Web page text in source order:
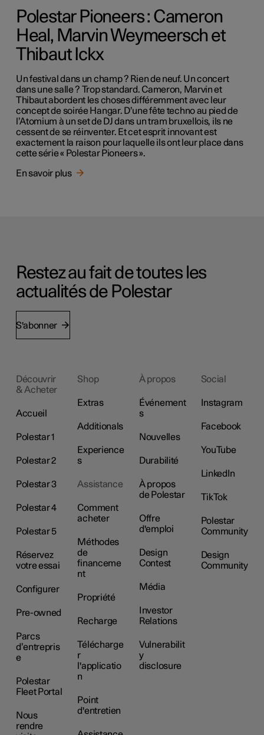
Polestar Pioneers : Cameron
Heal, Marvin Weymeersch et
Thibaut Ickx
Un festival dans un champ ? Rien de neuf. Un concert
dans une salle ? Trop standard. Cameron, Marvin et
Thibaut abordent les choses différemment avec leur
concept de soirée Hangar. D’une fête techno au pied de
l’Atomium à un set de DJ dans un tram bruxellois, ils ne
cessent de se réinventer. Et cet esprit innovant est
exactement la raison pour laquelle ils ont leur place dans
cette série « Polestar Pioneers ».
En savoir plus
Restez au fait de toutes les
actualités de Polestar
S'abonner
Découvrir
& Acheter
Accueil
Polestar 1
Polestar 2
Polestar 3
Polestar 4
Polestar 5
Réservez
votre essai
Configurer
Pre-owned
Parcs
d’entrepris
e
Polestar
Fleet Portal
Nous
rendre
Shop
Extras
Additionals
Experience
s
Assistance
Comment
acheter
Méthodes
de
financeme
nt
Propriété
Recharge
Télécharge
r
l'applicatio
n
Point
d'entretien
À propos
Événement
s
Nouvelles
Durabilité
À propos
de Polestar
Offre
d'emploi
Design
Contest
Média
Investor
Relations
Vulnerabilit
y
disclosure
Social
Instagram
Facebook
YouTube
LinkedIn
TikTok
Polestar
Community
Design
Community